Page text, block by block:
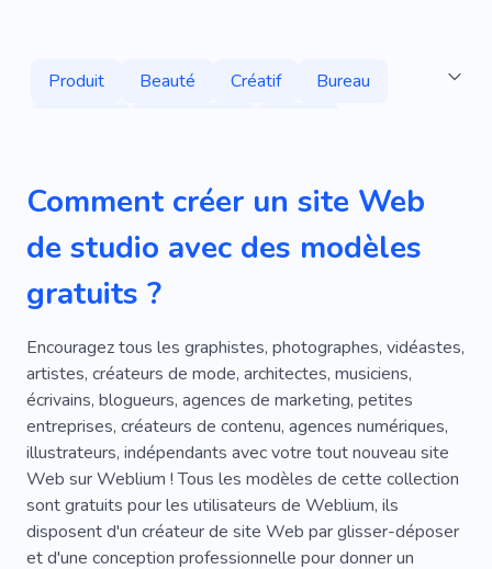
Produit Beauté Créatif
Bureau
Éclairage
Entraînement
Commercial
Unique
Spécialiste Frais
Maison
Style De Vie
Société De Conseil
Personnel
Modèle
Projet
Drôle
Travail
Bloguer
Bâtiment
Personnes
Accessoires
Designer
Méditation
Nature
Spa Magasin
Élégant
Thérapie
Outil Yoga Aptitude
Comment créer un site Web
de studio avec des modèles
gratuits ?
Encouragez tous les graphistes, photographes, vidéastes,
artistes, créateurs de mode, architectes, musiciens,
écrivains, blogueurs, agences de marketing, petites
entreprises, créateurs de contenu, agences numériques,
illustrateurs, indépendants avec votre tout nouveau site
Web sur Weblium ! Tous les modèles de cette collection
sont gratuits pour les utilisateurs de Weblium, ils
disposent d'un créateur de site Web par glisser-déposer
et d'une conception professionnelle pour donner un